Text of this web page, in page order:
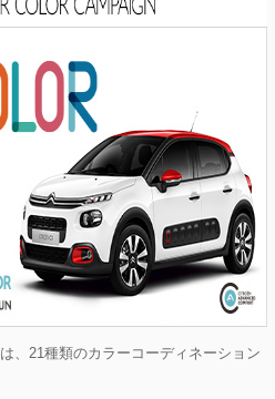
、21種類のカラーコーディネーション